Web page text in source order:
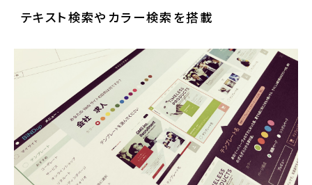
テキスト検索やカラー検索を搭載